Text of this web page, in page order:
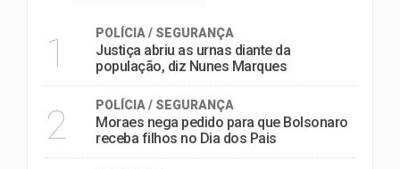
1 POLÍCIA / SEGURANÇA
Justiça abriu as urnas diante da
população, diz Nunes Marques
2 POLÍCIA / SEGURANÇA
Moraes nega pedido para que Bolsonaro
receba filhos no Dia dos Pais